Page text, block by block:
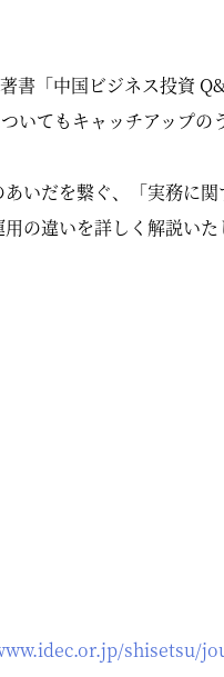
「中国ビジネス投資
いてもキャッチアップの
いだを繋ぐ、「実務に
の違いを詳しく解説いた
shisetsu/